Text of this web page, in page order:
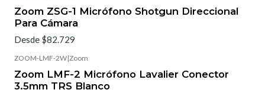
Zoom ZSG-1 Micrófono Shotgun Direccional
Para Cámara
Desde $82.729
ZOOM-LMF-2W|Zoom
Zoom LMF-2 Micrófono Lavalier Conector
3.5mm TRS Blanco